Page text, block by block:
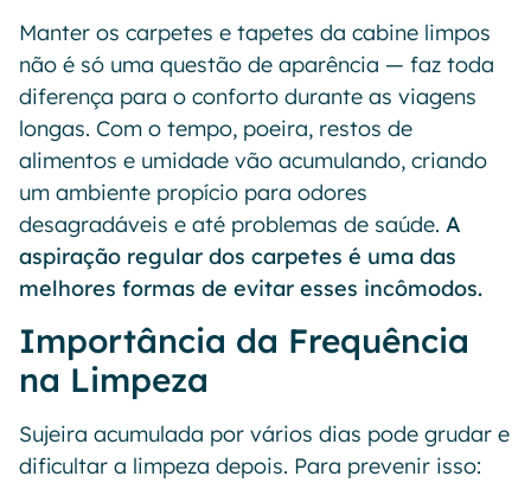
Manter os carpetes e tapetes da cabine limpos
não é só uma questão de aparência — faz toda
diferença para o conforto durante as viagens
longas. Com o tempo, poeira, restos de
alimentos e umidade vão acumulando, criando
um ambiente propício para odores
desagradáveis e até problemas de saúde. A
aspiração regular dos carpetes é uma das
melhores formas de evitar esses incômodos.
Importância da Frequência
na Limpeza
Sujeira acumulada por vários dias pode grudar e
dificultar a limpeza depois. Para prevenir isso: